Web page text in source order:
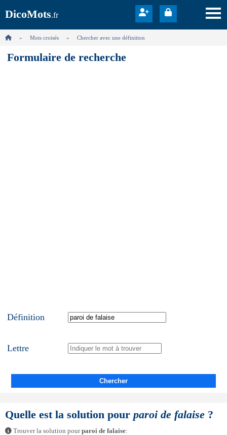
DicoMots.fr
Mots croisés Chercher avec une définition
Formulaire de recherche
Définition
Lettre
Chercher
Quelle est la solution pour paroi de falaise ?
Trouver la solution pourparoi de falaise: